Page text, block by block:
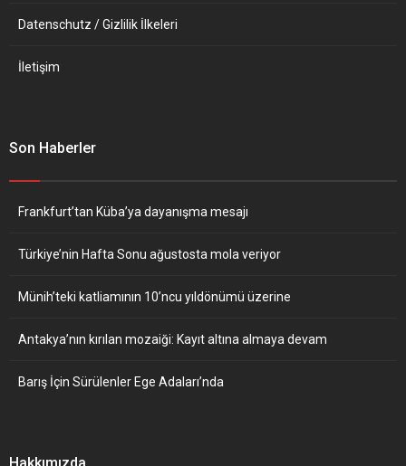
Datenschutz / Gizlilik İlkeleri
İletişim
Son Haberler
Frankfurt’tan Küba’ya dayanışma mesajı
Türkiye’nin Hafta Sonu ağustosta mola veriyor
Münih’teki katliamının 10’ncu yıldönümü üzerine
Antakya’nın kırılan mozaiği: Kayıt altına almaya devam
Barış İçin Sürülenler Ege Adaları’nda
Hakkımızda